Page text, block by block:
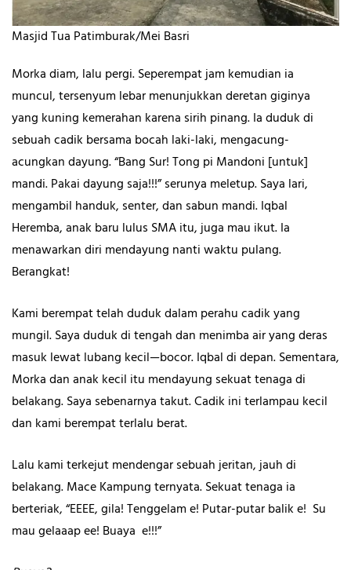
Masjid Tua Patimburak/Mei Basri
Morka diam, lalu pergi. Seperempat jam kemudian ia
muncul, tersenyum lebar menunjukkan deretan giginya
yang kuning kemerahan karena sirih pinang. Ia duduk di
sebuah cadik bersama bocah laki-laki, mengacung-
acungkan dayung. “Bang Sur! Tong pi Mandoni [untuk]
mandi. Pakai dayung saja!!!” serunya meletup. Saya lari,
mengambil handuk, senter, dan sabun mandi. Iqbal
Heremba, anak baru lulus SMA itu, juga mau ikut. Ia
menawarkan diri mendayung nanti waktu pulang.
Berangkat!
Kami berempat telah duduk dalam perahu cadik yang
mungil. Saya duduk di tengah dan menimba air yang deras
masuk lewat lubang kecil—bocor. Iqbal di depan. Sementara,
Morka dan anak kecil itu mendayung sekuat tenaga di
belakang. Saya sebenarnya takut. Cadik ini terlampau kecil
dan kami berempat terlalu berat.
Lalu kami terkejut mendengar sebuah jeritan, jauh di
belakang. Mace Kampung ternyata. Sekuat tenaga ia
berteriak, “EEEE, gila! Tenggelam e! Putar-putar balik e! Su
mau gelaaap ee! Buaya e!!!”